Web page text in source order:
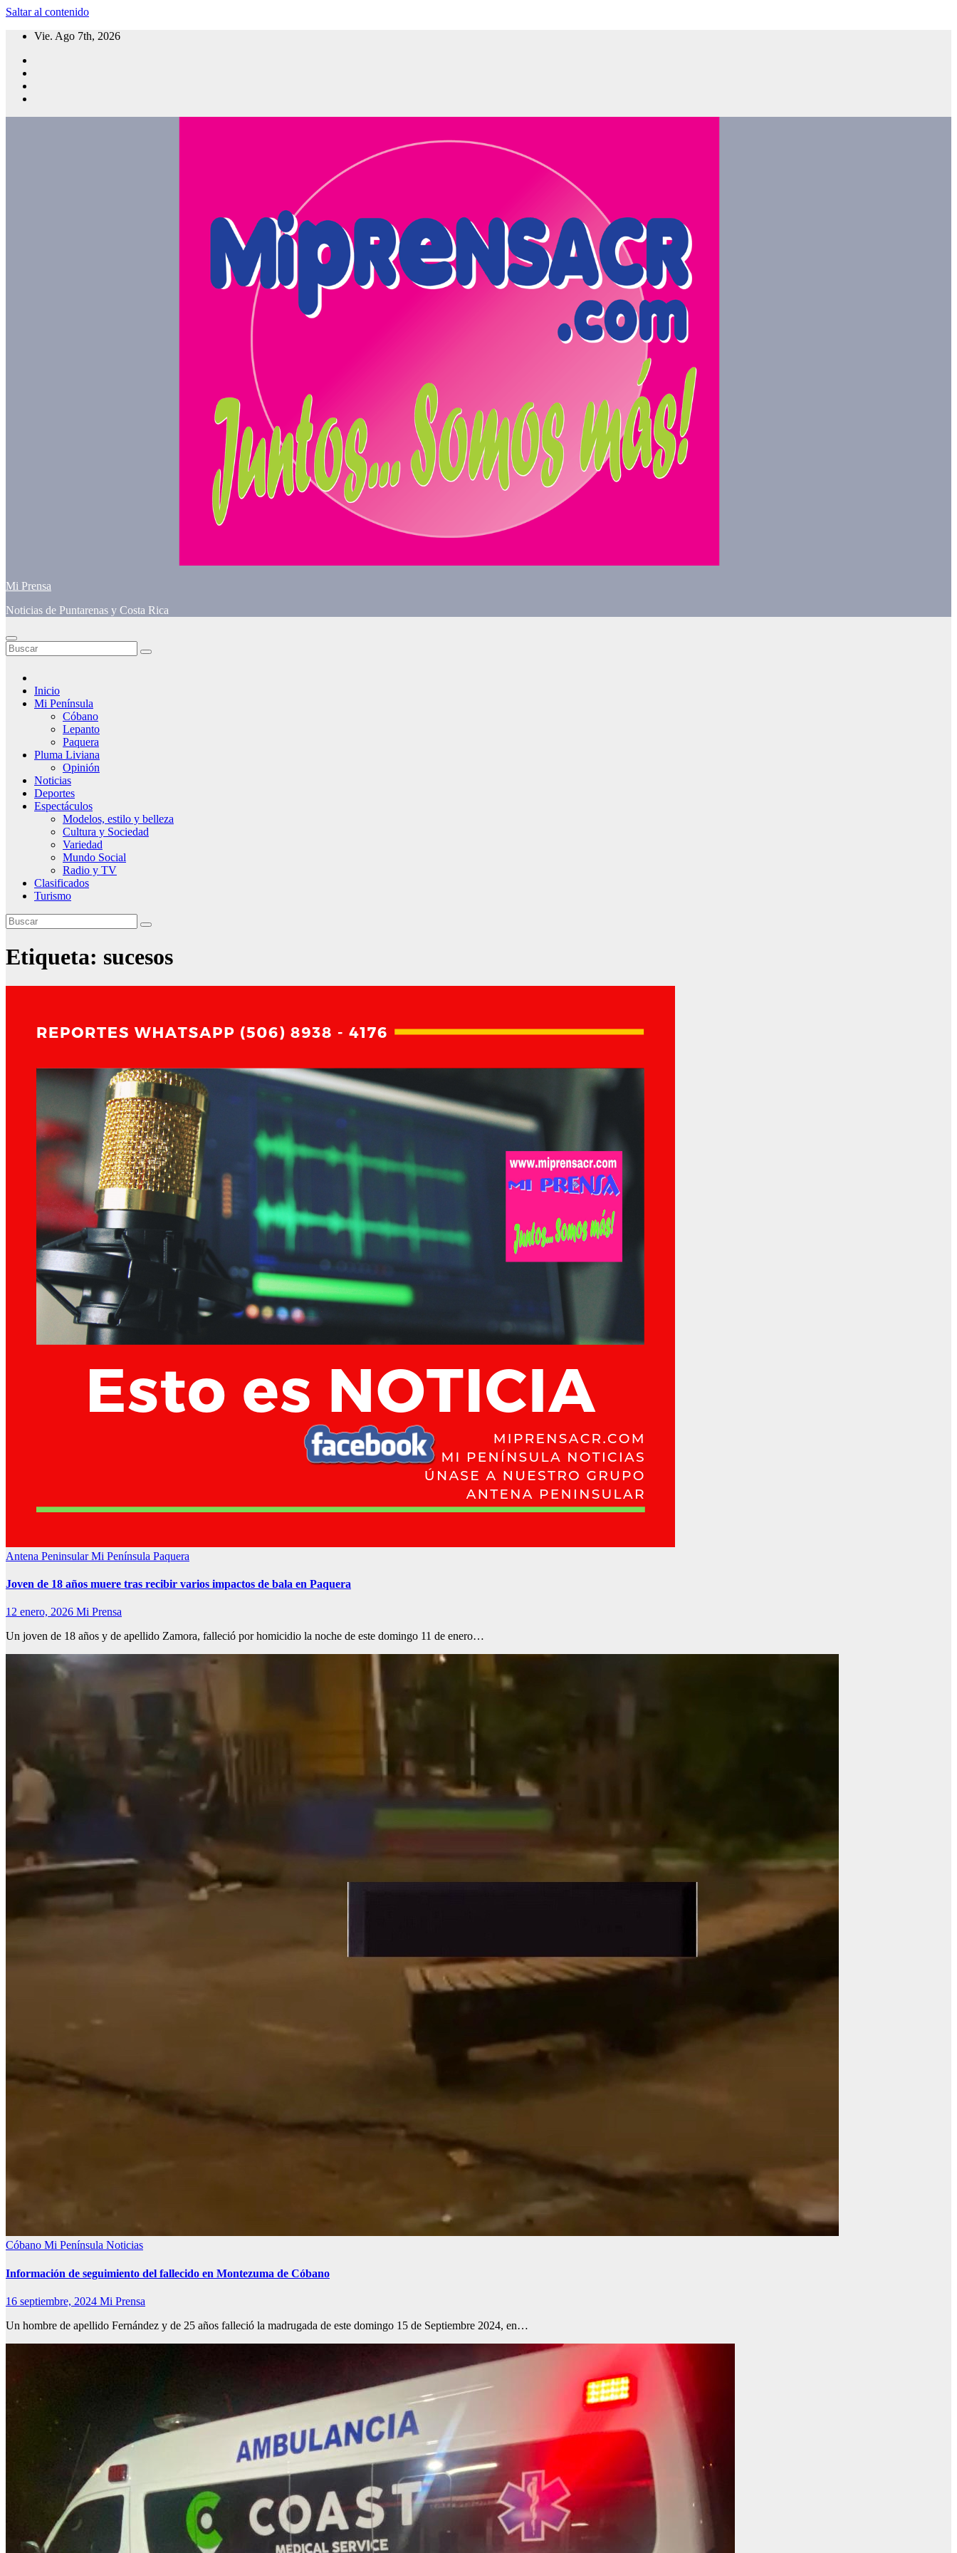
Saltar al contenido
Vie. Ago 7th, 2026
Mi Prensa
Noticias de Puntarenas y Costa Rica
Inicio
Mi Península
Cóbano
Lepanto
Paquera
Pluma Liviana
Opinión
Noticias
Deportes
Espectáculos
Modelos, estilo y belleza
Cultura y Sociedad
Variedad
Mundo Social
Radio y TV
Clasificados
Turismo
Etiqueta: sucesos
Antena PeninsularMi Península Paquera
Joven de 18 años muere tras recibir varios impactos de bala en Paquera
12 enero, 2026 Mi Prensa
Un joven de 18 años y de apellido Zamora, falleció por homicidio la noche de este domingo 11 de enero…
Cóbano Mi Península Noticias
Información de seguimiento del fallecido en Montezuma de Cóbano
16 septiembre, 2024 Mi Prensa
Un hombre de apellido Fernández y de 25 años falleció la madrugada de este domingo 15 de Septiembre 2024, en…